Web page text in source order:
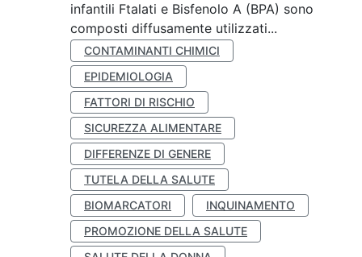
infantili Ftalati e Bisfenolo A (BPA) sono
composti diffusamente utilizzati...
CONTAMINANTI CHIMICI
EPIDEMIOLOGIA
FATTORI DI RISCHIO
SICUREZZA ALIMENTARE
DIFFERENZE DI GENERE
TUTELA DELLA SALUTE
BIOMARCATORI
INQUINAMENTO
PROMOZIONE DELLA SALUTE